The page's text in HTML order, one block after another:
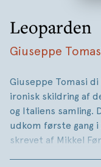
Leoparden
Giuseppe
Giuseppe Tomasi
ironisk skildring af
og Italiens samling.
udkom første gang
skrevet af Mikkel